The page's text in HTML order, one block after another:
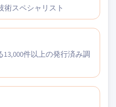
術スペシャリスト
件以上の発行済み調